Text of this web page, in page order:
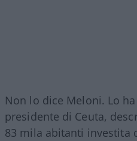
Non lo dice Meloni. Lo ha
presidente di Ceuta,
83 mila abitanti investita